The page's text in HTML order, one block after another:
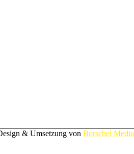
& Umsetzung von Borschel Media